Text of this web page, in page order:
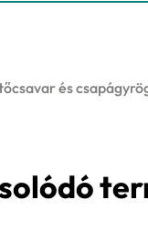
és